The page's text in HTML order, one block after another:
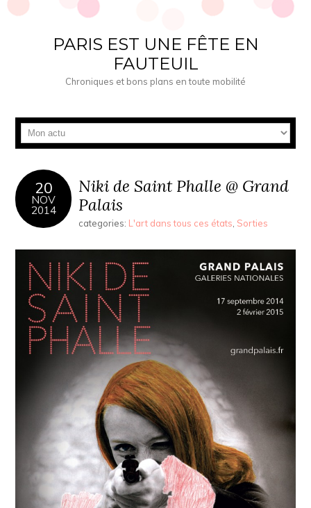
PARIS EST UNE FÊTE EN
FAUTEUIL
Chroniques et bons plans en toute mobilité
20
NOV
2014
Niki de Saint Phalle @ Grand
Palais
categories: L'art dans tous ces états Sorties